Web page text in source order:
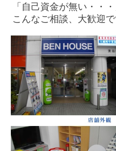
「自己資金が無い・・・
こんなご相談、大歓迎で